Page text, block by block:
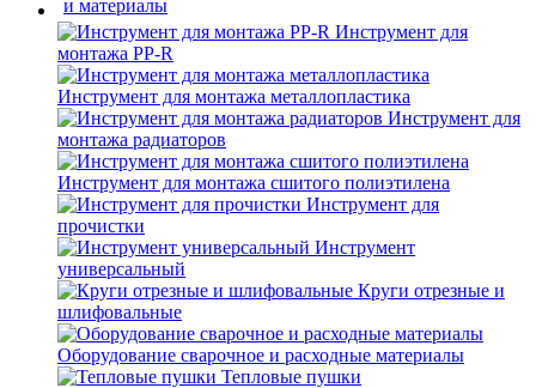
Инструмент для
монтажа PP-R
Инструмент для монтажа металлопластика
Инструмент для
монтажа радиаторов
Инструмент для монтажа сшитого полиэтилена
Инструмент для
прочистки
Инструмент
универсальный
Круги отрезные и
шлифовальные
Оборудование сварочное и расходные материалы
Тепловые пушки